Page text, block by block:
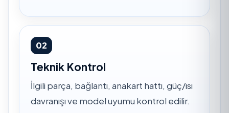
02
Teknik Kontrol
İlgili parça, bağlantı, anakart hattı, güç/ısı
davranışı ve model uyumu kontrol edilir.